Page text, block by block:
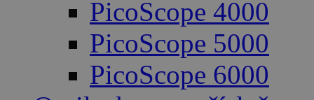
PicoScope 4000
PicoScope 5000
PicoScope 6000